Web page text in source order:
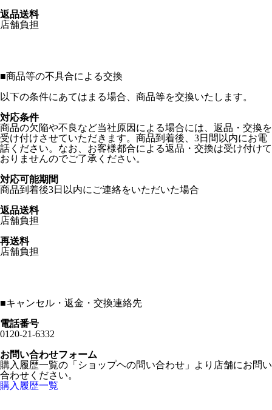
返品送料
店舗負担
■商品等の不具合による交換
以下の条件にあてはまる場合、商品等を交換いたします。
対応条件
商品の欠陥や不良など当社原因による場合には、返品・交換を
受け付けさせていただきます。商品到着後、3日間以内にお電
話ください。なお、お客様都合による返品・交換は受け付けて
おりませんのでご了承ください。
対応可能期間
商品到着後3日以内にご連絡をいただいた場合
返品送料
店舗負担
再送料
店舗負担
■キャンセル・返金・交換連絡先
電話番号
0120-21-6332
お問い合わせフォーム
購入履歴一覧の「ショップヘの問い合わせ」より店舗にお問い
合わせください。
購入履歴一覧